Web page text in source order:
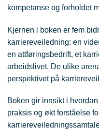
kompetanse og forholdet
Kjernen i boken er fem
karriereveiledning: en
en attføringsbedrift, et
arbeidslivet. De ulike
perspektivet på
Boken gir innsikt i
praksis og økt forståelse